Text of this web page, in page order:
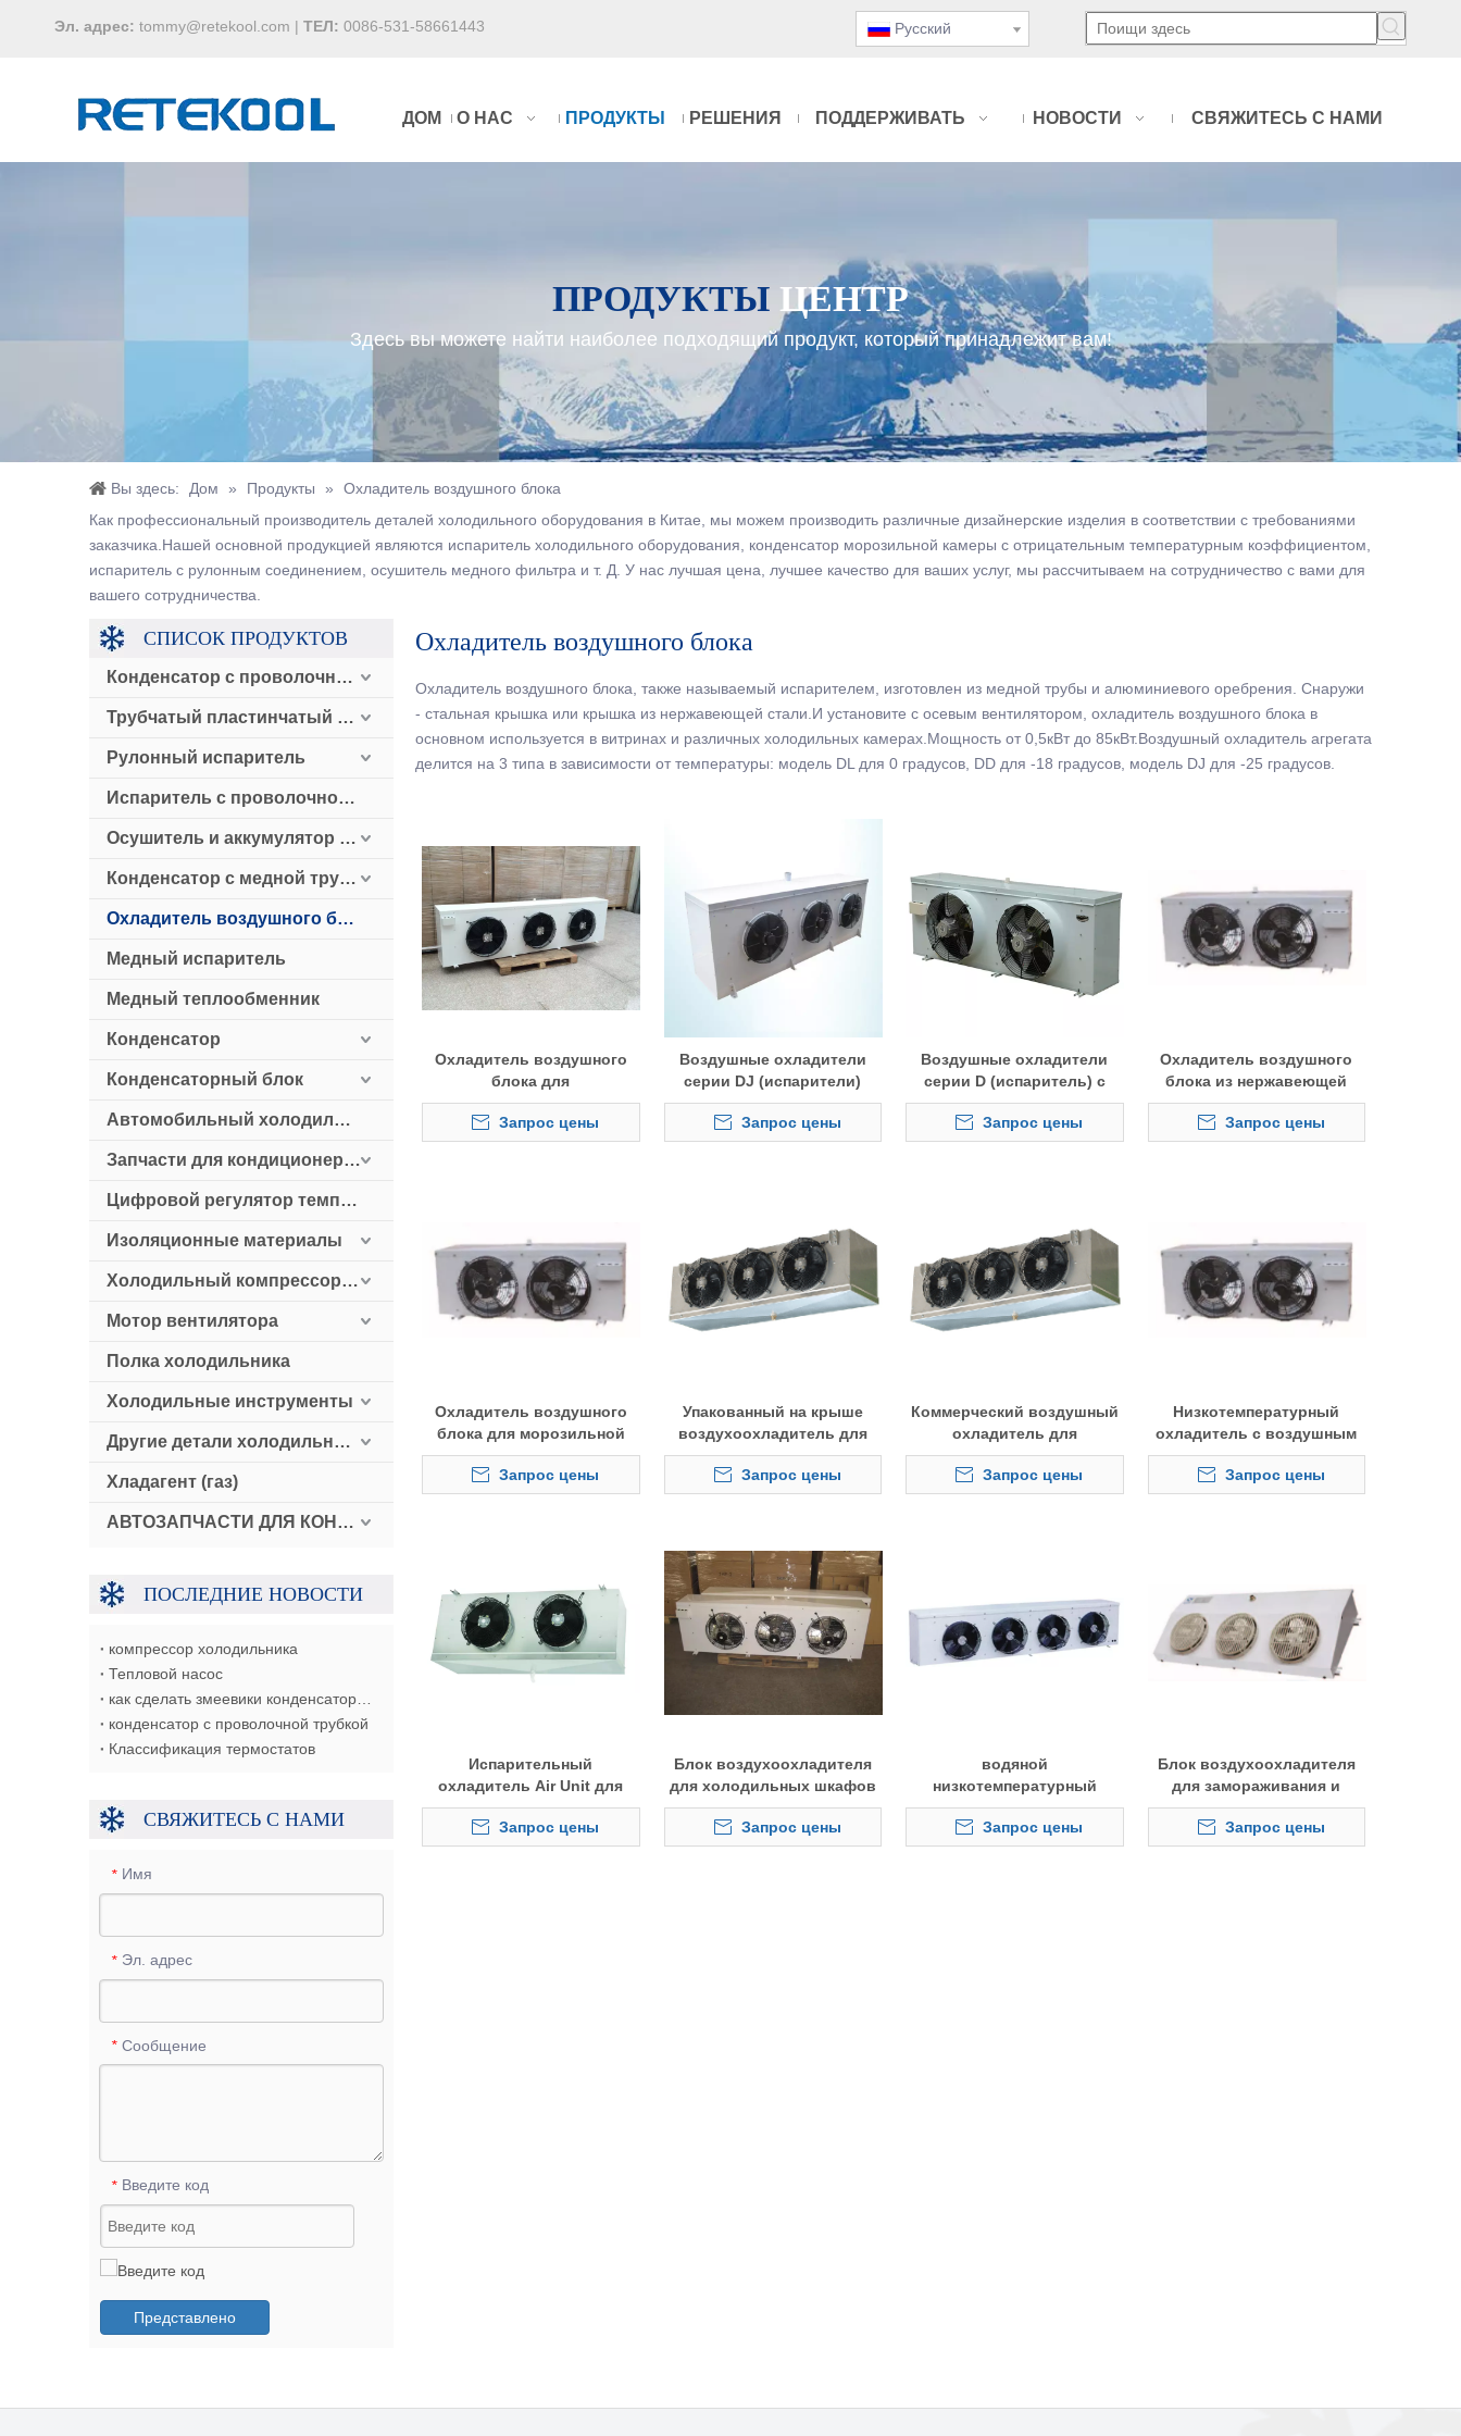
Эл. адрес: tommy@retekool.com | ТЕЛ: 0086-531-58661443 Pусский
ДОМ О НАС ПРОДУКТЫ РЕШЕНИЯ ПОДДЕРЖИВАТЬ НОВОСТИ СВЯЖИТЕСЬ С НАМИ
ПРОДУКТЫ ЦЕНТР
Здесь вы можете найти наиболее подходящий продукт, который принадлежит вам!
Вы здесь: Дом » Продукты »
Охладитель воздушного блока
Как профессиональный производитель деталей холодильного оборудования в Китае, мы можем производить различные дизайнерские изделия в соответствии с требованиями
заказчика.Нашей основной продукцией являются испаритель холодильного оборудования, конденсатор морозильной камеры с отрицательным температурным коэффициентом,
испаритель с рулонным соединением, осушитель медного фильтра и т. Д. У нас лучшая цена, лучшее качество для ваших услуг, мы рассчитываем на сотрудничество с вами для
вашего сотрудничества.
СПИСОК ПРОДУКТОВ
Конденсатор с проволочной трубкой
Трубчатый пластинчатый конденсатор
Рулонный испаритель
Испаритель с проволочной трубкой
Осушитель и аккумулятор и обратный клапан
Конденсатор с медной трубкой с воздушным охлаждением
Охладитель воздушного блока
Медный испаритель
Медный теплообменник
Конденсатор
Конденсаторный блок
Автомобильный холодильник
Запчасти для кондиционеров
Цифровой регулятор температуры
Изоляционные материалы
Холодильный компрессор HollySnow
Мотор вентилятора
Полка холодильника
Холодильные инструменты
Другие детали холодильного оборудования
Хладагент (газ)
АВТОЗАПЧАСТИ ДЛЯ КОНДИЦИОНЕРОВ
ПОСЛЕДНИЕ НОВОСТИ
компрессор холодильника
Тепловой насос
конденсатор с проволочной трубкой
Классификация термостатов
СВЯЖИТЕСЬ С НАМИ
* Имя
* Эл. адрес
* Сообщение
* Введите код
Представлено
Охладитель воздушного блока
Охладитель воздушного блока, также называемый испарителем, изготовлен из медной трубы и алюминиевого оребрения. Снаружи
- стальная крышка или крышка из нержавеющей стали.И установите с осевым вентилятором, охладитель воздушного блока в
основном используется в витринах и различных холодильных камерах.Мощность от 0,5кВт до 85кВт.Воздушный охладитель агрегата
делится на 3 типа в зависимости от температуры: модель DL для 0 градусов, DD для -18 градусов, модель DJ для -25 градусов.
Охладитель воздушного
блока для
низкотемпературной
холодильной камеры
Запрос цены
Воздушные охладители
серии DJ (испарители)
используются для
холодильного хранения
Запрос цены
Воздушные охладители
серии D (испаритель) с
расстоянием между
ребрами 4,5 мм или 6,0 мм
используются для
Запрос цены
Охладитель воздушного
блока из нержавеющей
стали для морозильной
камеры
Запрос цены
Охладитель воздушного
блока для морозильной
камеры
Запрос цены
Упакованный на крыше
воздухоохладитель для
холодильных шкафов
Запрос цены
Коммерческий воздушный
охладитель для
холодильных шкафов
Запрос цены
Низкотемпературный
охладитель с воздушным
охлаждением для
холодильных камер
Запрос цены
Испарительный
охладитель Air Unit для
морозильной камеры
Запрос цены
Блок воздухоохладителя
для холодильных шкафов
с расстоянием между
ребрами 4,5 мм
Запрос цены
водяной
низкотемпературный
воздушный охладитель
для холодильника
Запрос цены
Блок воздухоохладителя
для замораживания и
охлаждения
Запрос цены